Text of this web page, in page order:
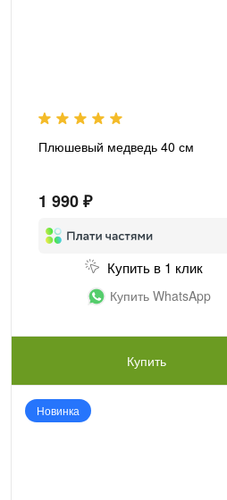
Плюшевый медведь 40 см
1 990 ₽
Купить в 1 клик
Купить WhatsApp
Купить
Новинка